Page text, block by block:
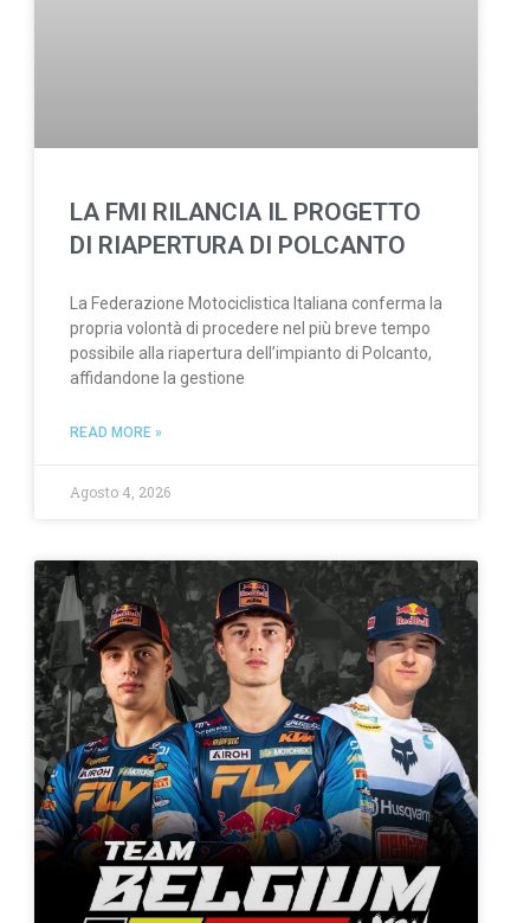
LA FMI RILANCIA IL PROGETTO
DI RIAPERTURA DI POLCANTO
La Federazione Motociclistica Italiana conferma la
propria volontà di procedere nel più breve tempo
possibile alla riapertura dell’impianto di Polcanto,
affidandone la gestione
READ MORE »
Agosto 4, 2026